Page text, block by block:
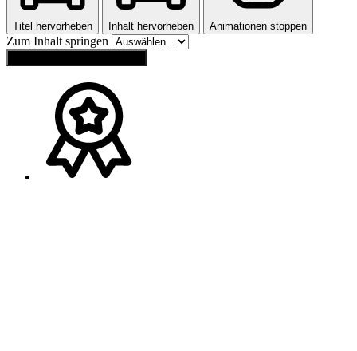
Titel hervorheben Inhalt hervorheben Animationen stoppen
Zum Inhalt springen